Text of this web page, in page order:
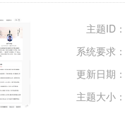
主题ID：
系统要求：
更新日期：
主题大小：